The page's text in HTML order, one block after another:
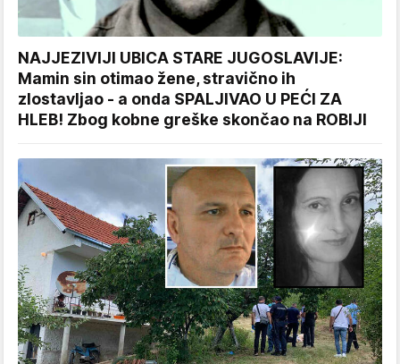
NAJJEZIVIJI UBICA STARE JUGOSLAVIJE:
Mamin sin otimao žene, stravično ih
zlostavljao - a onda SPALJIVAO U PEĆI ZA
HLEB! Zbog kobne greške skončao na ROBIJI